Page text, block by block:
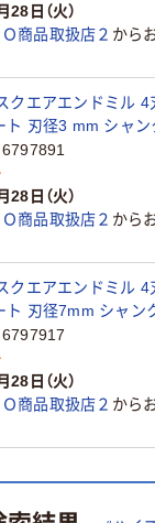
28日（火）
商品取扱店２ から
クエアエンドミル 4
ト 刃径3 mm シャン
3 1本（直送品）
6797891
28日（火）
商品取扱店２ から
クエアエンドミル 4
ト 刃径7mm シャン
7 1本（直送品）
6797917
28日（火）
商品取扱店２ から